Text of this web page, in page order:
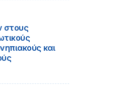
στους
και